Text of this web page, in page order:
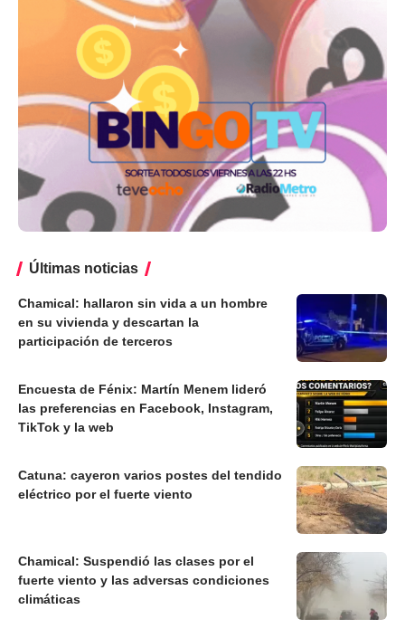
Últimas noticias
Chamical: hallaron sin vida a un hombre
en su vivienda y descartan la
participación de terceros
Encuesta de Fénix: Martín Menem lideró
las preferencias en Facebook, Instagram,
TikTok y la web
Catuna: cayeron varios postes del tendido
eléctrico por el fuerte viento
Chamical: Suspendió las clases por el
fuerte viento y las adversas condiciones
climáticas